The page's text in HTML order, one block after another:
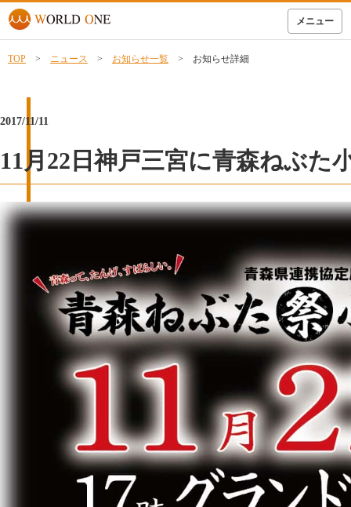
メニュー
TOP > ニュース > お知らせ一覧 > お知らせ詳細
2017/11/11
11月22日神戸三宮に青森ねぶた